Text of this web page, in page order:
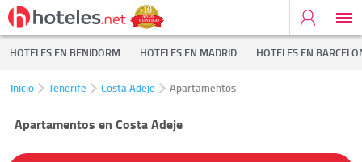
HOTELES EN BENIDORM HOTELES EN MADRID HOTELES EN
Inicio Tenerife Costa Adeje Apartamentos
Apartamentos en Costa Adeje